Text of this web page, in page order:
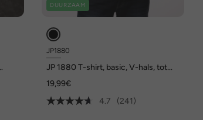
DUURZAAM
JP1880
JP 1880 T-shirt, basic, V-hals, tot
19,99€
4.7
(241)